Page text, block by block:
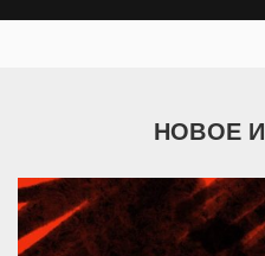
НОВОЕ